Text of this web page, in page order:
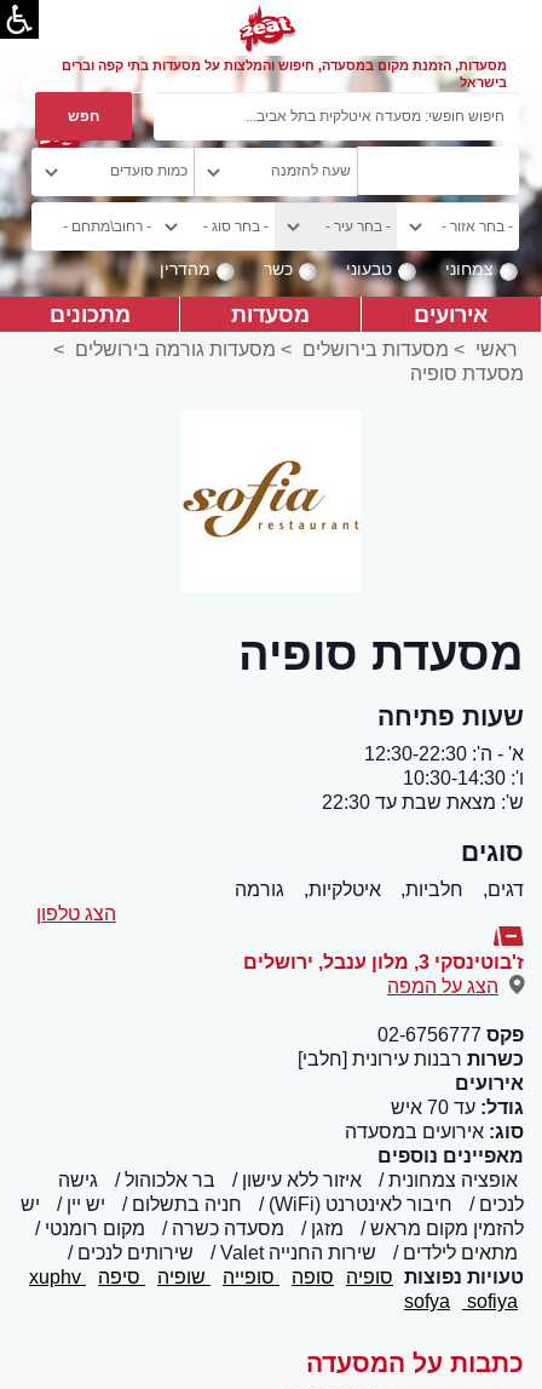
מסעדות, הזמנת מקום במסעדה, חיפוש והמלצות על מסעדות בתי קפה וברים
בישראל
צמחוני טבעוני כשר מהדרין
אירועים מסעדות מתכונים
ראשי > מסעדות בירושלים > מסעדות גורמה בירושלים >
מסעדת סופיה
מסעדת סופיה
שעות פתיחה
א' - ה': 12:30-22:30
ו': 10:30-14:30
ש': מצאת שבת עד 22:30
סוגים
דגים, חלביות, איטלקיות,
גורמה
הצג טלפון
ז'בוטינסקי 3, מלון ענבל , ירושלים
הצג על המפה
פקס 02-6756777
כשרות רבנות עירונית [חלבי]
אירועים
גודל: עד 70 איש
סוג: אירועים במסעדה
מאפיינים נוספים
אופציה צמחונית
איזור ללא עישון בר אלכוהול
גישה
לנכים
חיבור לאינטרנט (WiFi) חניה בתשלום יש יין
יש
להזמין מקום מראש
מזגן מסעדה כשרה
מקום רומנטי
מתאים לילדים
שירות החנייה Valet
שירותים לנכים
טעויות נפוצות סופיה סופה סופייה שופיה סיפה
sofya
sofiya
כתבות על המסעדה